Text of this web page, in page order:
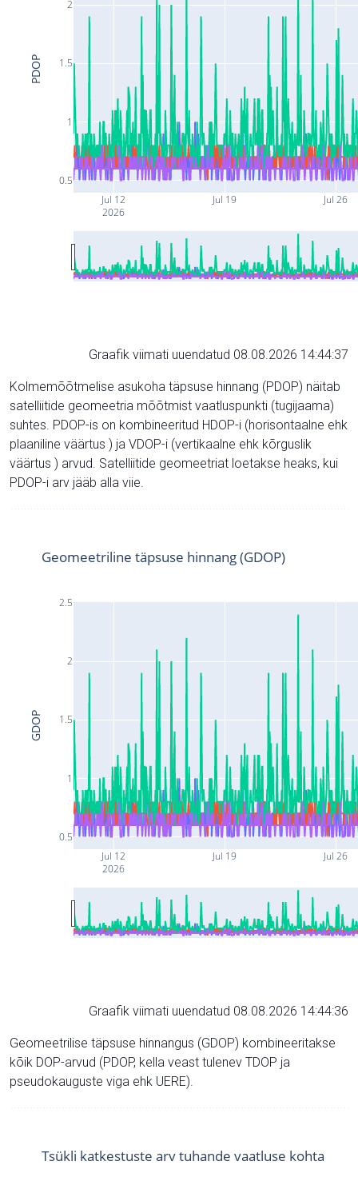
Jul 12
2026
Jul 19 Jul 26
0.5
1
1.5
2
PDOP
Graafik viimati uuendatud 08.08.2026 14:44:37
Kolmemõõtmelise asukoha täpsuse hinnang (PDOP) näitab
satelliitide geomeetria mõõtmist vaatluspunkti (tugijaama)
suhtes. PDOP-is on kombineeritud HDOP-i (horisontaalne ehk
plaaniline väärtus ) ja VDOP-i (vertikaalne ehk kõrguslik
väärtus ) arvud. Satelliitide geomeetriat loetakse heaks, kui
PDOP-i arv jääb alla viie.
Jul 12
2026
Jul 19 Jul 26
0.5
1
1.5
2
2.5
Geomeetriline täpsuse hinnang (GDOP)
GDOP
Graafik viimati uuendatud 08.08.2026 14:44:36
Geomeetrilise täpsuse hinnangus (GDOP) kombineeritakse
kõik DOP-arvud (PDOP, kella veast tulenev TDOP ja
pseudokauguste viga ehk UERE).
Tsükli katkestuste arv tuhande vaatluse kohta